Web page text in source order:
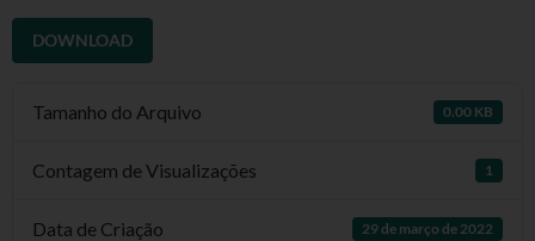
DOWNLOAD
Tamanho do Arquivo 0.00 KB
Contagem de Visualizações 1
Data de Criação 29 de março de 2022